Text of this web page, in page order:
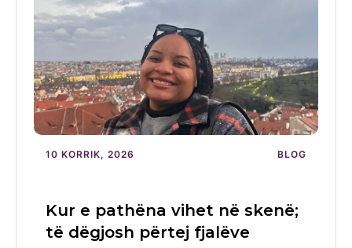
10 KORRIK, 2026 BLOG
Kur e pathëna vihet në skenë;
të dëgjosh përtej fjalëve